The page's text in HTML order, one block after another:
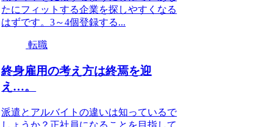
たにフィットする企業を探しやすくなる
はずです。3～4個登録する...
転職
終身雇用の考え方は終焉を迎
え…。
派遣とアルバイトの違いは知っているで
しょうか？正社員になることを目指して